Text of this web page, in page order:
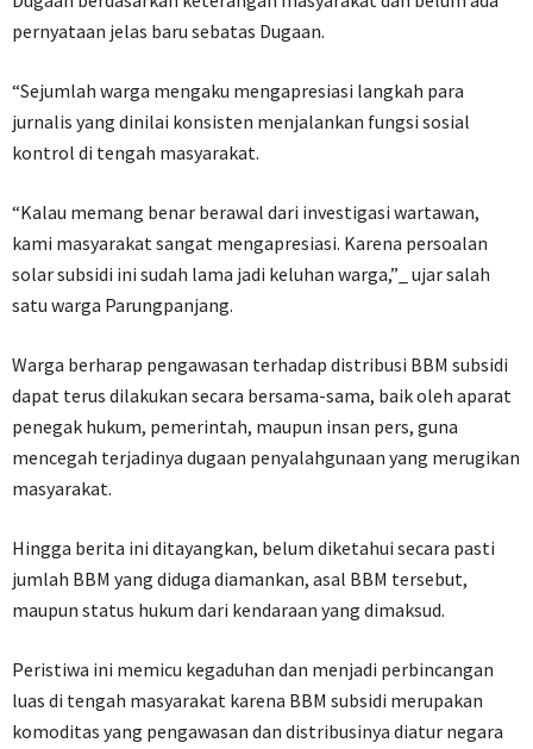
pernyataan jelas baru sebatas Dugaan.
“Sejumlah warga mengaku mengapresiasi langkah para
jurnalis yang dinilai konsisten menjalankan fungsi sosial
kontrol di tengah masyarakat.
“Kalau memang benar berawal dari investigasi wartawan,
kami masyarakat sangat mengapresiasi. Karena persoalan
solar subsidi ini sudah lama jadi keluhan warga,”_ ujar salah
satu warga Parungpanjang.
Warga berharap pengawasan terhadap distribusi BBM subsidi
dapat terus dilakukan secara bersama-sama, baik oleh aparat
penegak hukum, pemerintah, maupun insan pers, guna
mencegah terjadinya dugaan penyalahgunaan yang merugikan
masyarakat.
Hingga berita ini ditayangkan, belum diketahui secara pasti
jumlah BBM yang diduga diamankan, asal BBM tersebut,
maupun status hukum dari kendaraan yang dimaksud.
Peristiwa ini memicu kegaduhan dan menjadi perbincangan
luas di tengah masyarakat karena BBM subsidi merupakan
komoditas yang pengawasan dan distribusinya diatur negara